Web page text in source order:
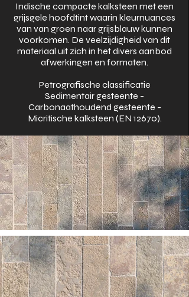
Indische compacte kalksteen met een
grijsgele hoofdtint waarin kleurnuances
van van groen naar grijsblauw kunnen
voorkomen. De veelzijdigheid van dit
materiaal uit zich in het divers aanbod
afwerkingen en formaten.
Petrografische classificatie
Sedimentair gesteente -
Carbonaathoudend gesteente -
Micritische kalksteen (EN 12670).